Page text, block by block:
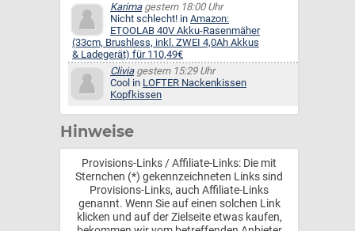
Karimagestern 18:00 Uhr
Nicht schlecht! in Amazon:
ETOOLAB 40V Akku-Rasenmäher
(33cm, Brushless, inkl. ZWEI 4,0Ah Akkus
& Ladegerät) für 110,49€
Cliviagestern 15:29 Uhr
Cool in LOFTER Nackenkissen
Kopfkissen
Hinweise
Provisions-Links / Affiliate-Links: Die mit
Sternchen (*) gekennzeichneten Links sind
Provisions-Links, auch Affiliate-Links
genannt. Wenn Sie auf einen solchen Link
klicken und auf der Zielseite etwas kaufen,